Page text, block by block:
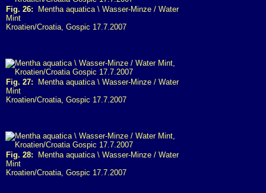
Fig. 26: Mentha aquatica \ Wasser-Minze / Water
Mint
Kroatien/Croatia, Gospic 17.7.2007
Fig. 27: Mentha aquatica \ Wasser-Minze / Water
Mint
Kroatien/Croatia, Gospic 17.7.2007
Fig. 28: Mentha aquatica \ Wasser-Minze / Water
Mint
Kroatien/Croatia, Gospic 17.7.2007